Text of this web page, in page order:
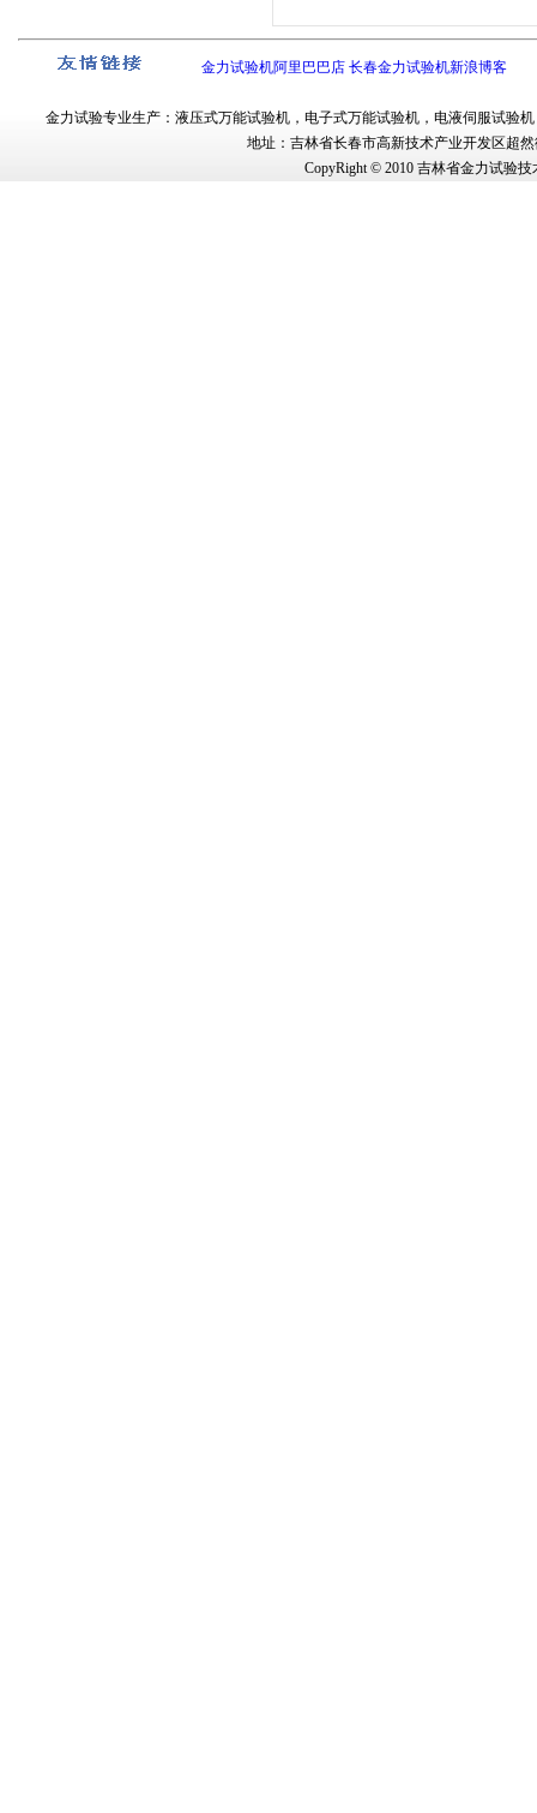
金力试验机阿里巴巴店 长春金力试验机新浪博客
金力试验专业生产： 液压式万能试验机， 电子式万能试验机， 电液伺服试验机
地址：吉林省长春市高新技术产业开发区超然
CopyRight © 2010 吉林省金力试验技